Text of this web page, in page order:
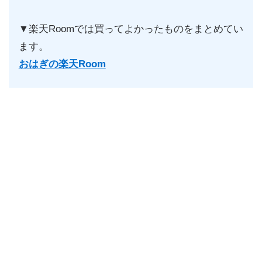
▼楽天Roomでは買ってよかったものをまとめてい
ます。
おはぎの楽天Room